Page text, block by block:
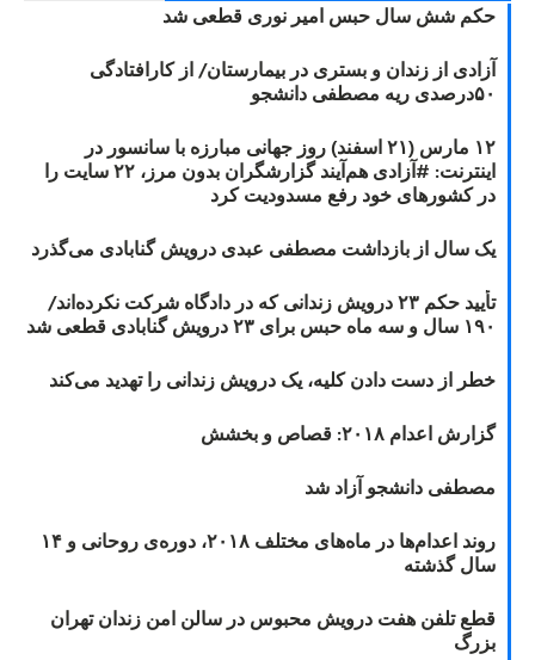
حکم شش سال حبس امیر نوری قطعی شد
آزادی از زندان و بستری در بیمارستان/ از کارافتادگی
۵۰درصدی ریه مصطفی دانشجو
۱۲ مارس (۲۱ اسفند) روز جهانی مبارزه با سانسور در
اینترنت: #آزادی هم‌آیند گزارشگران‌ بدون مرز، ۲۲ سایت را
در کشورهای خود رفع مسدودیت کرد
یک سال از بازداشت مصطفی عبدی درویش گنابادی می‌گذرد
تأیید حکم ۲۳ درویش زندانی که در دادگاه شرکت نکرده‌اند/
۱۹۰ سال و سه ماه حبس برای ۲۳ درویش گنابادی قطعی شد
خطر از دست دادن کلیه، یک درویش زندانی را تهدید می‌کند
گزارش اعدام ۲۰۱۸: قصاص و بخشش
مصطفی دانشجو آزاد شد
روند اعدام‌ها در ماه‌های مختلف ۲۰۱۸، دوره‌ی روحانی و ۱۴
سال گذشته
قطع تلفن هفت درویش محبوس در سالن امن زندان تهران
بزرگ